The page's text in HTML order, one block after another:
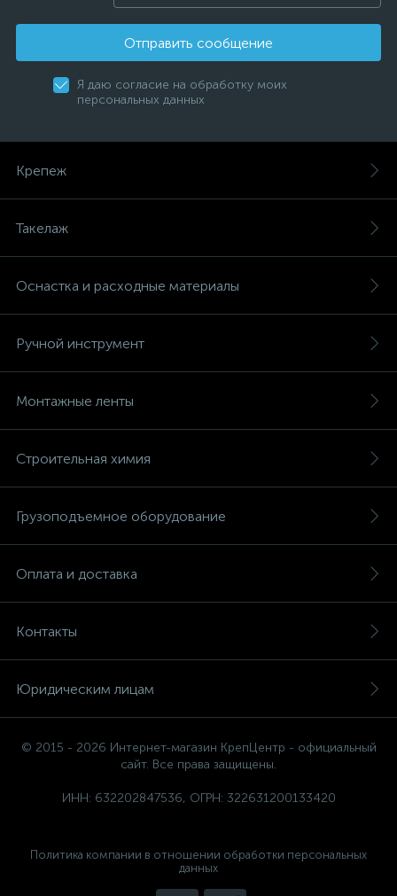
Отправить сообщение
Я даю согласие на обработку моих
персональных данных
Крепеж
Такелаж
Оснастка и расходные материалы
Ручной инструмент
Монтажные ленты
Строительная химия
Грузоподъемное оборудование
Оплата и доставка
Контакты
Юридическим лицам
© 2015 - 2026 Интернет-магазин КрепЦентр - официальный
сайт. Все права защищены.
ИНН: 632202847536, ОГРН: 322631200133420
Политика компании в отношении обработки персональных
данных